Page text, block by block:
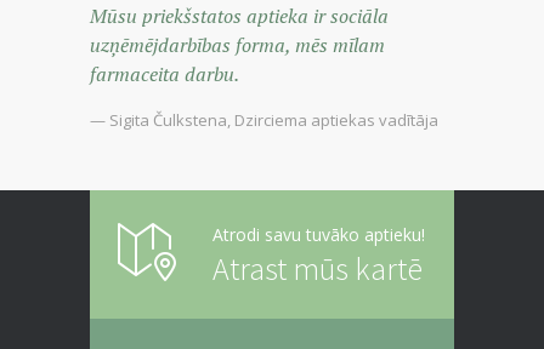
Mūsu priekšstatos aptieka ir sociāla
uzņēmējdarbības forma, mēs mīlam
farmaceita darbu.
— Sigita Čulkstena, Dzirciema aptiekas vadītāja
Atrodi savu tuvāko aptieku!
Atrast mūs kartē